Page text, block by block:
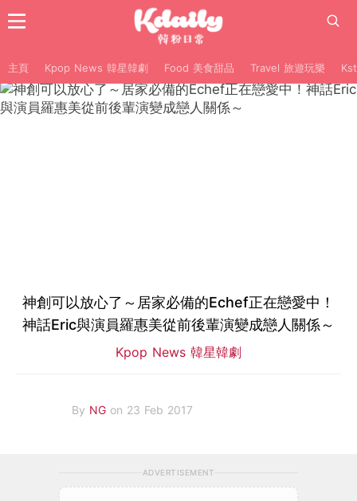
主頁 Kpop News 韓星韓劇 Food 美食甜品 Travel 旅遊玩樂
神創可以放心了～居家必備的Echef正在戀愛中！
神話Eric與演員羅惠美從前後輩演變成戀人關係～
Kpop News 韓星韓劇
By NG on 23 Feb 2017
ADVERTISEMENT